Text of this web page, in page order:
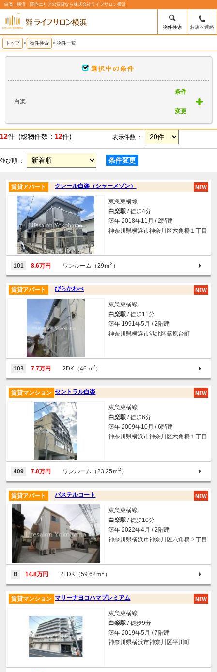
白楽 | 横浜・関内エリアの賃貸なら株式会社ライフサロン横浜
物件検索 お店へ連絡
トップ > 物件検索 > 物件一覧
選択中の条件
白楽
条件
変更
12件 (総物件数： 12件) 表示件数 ：
並び順 ： 条件変更
クレール白楽（シャーメゾン）
賃貸アパート
東急東横線
白楽駅 / 徒歩4分
築年 2018年11月 / 2階建
神奈川県横浜市神奈川区六角橋１丁目
101 8.6万円 ワンルーム（29ｍ2 ）
びらかわべ
賃貸アパート
東急東横線
白楽駅 / 徒歩11分
築年 1991年5月 / 2階建
神奈川県横浜市港北区篠原台町
103 7.7万円 2DK（46ｍ2 ）
セントラル白楽
賃貸マンション
東急東横線
白楽駅 / 徒歩6分
築年 2009年10月 / 6階建
神奈川県横浜市神奈川区六角橋１丁目
409 7.8万円 ワンルーム（23.25ｍ2 ）
パステルコート
賃貸アパート
東急東横線
白楽駅 / 徒歩10分
築年 2022年4月 / 2階建
神奈川県横浜市神奈川区六角橋２丁目
B 14.8万円 2LDK（59.62ｍ2 ）
マリーナヨコハマプレミアム
賃貸マンション
東急東横線
白楽駅 / 徒歩9分
築年 2019年5月 / 7階建
神奈川県横浜市神奈川区平川町